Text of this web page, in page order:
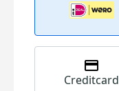
Creditcard